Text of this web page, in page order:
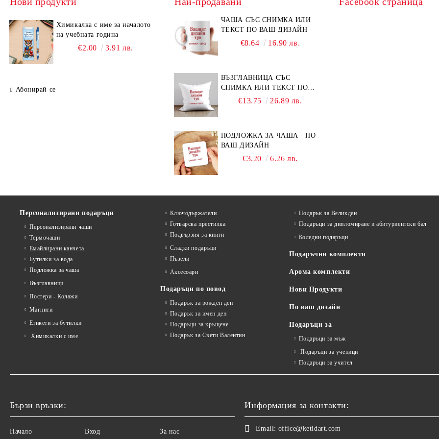
Химикалка с име за началото
на учебната година
€2.00 3.91 лв.
Абонирай се
ЧАША СЪС СНИМКА ИЛИ
ТЕКСТ ПО ВАШ ДИЗАЙН
€8.64 16.90 лв.
ВЪЗГЛАВНИЦА СЪС
СНИМКА ИЛИ ТЕКСТ ПО
ВАШ ДИЗАЙН
€13.75 26.89 лв.
ПОДЛОЖКА ЗА ЧАША - ПО
ВАШ ДИЗАЙН
€3.20 6.26 лв.
Персонализирани подаръци
Персонализирани чаши
Термочаши
Емайлирани канчета
Бутилки за вода
Подложка за чаша
Възглавници
Постери - Колажи
Магнити
Етикети за бутилки
Химикалки с име
Ключодържатели
Готварска престилка
Подвързия за книги
Сладки подаръци
Пъзели
Аксесоари
Подаръци по повод
Подарък за рожден ден
Подарък за имен ден
Подаръци за кръщене
Подарък за Свети Валентин
Подарък за Великден
Подаръци за дипломиране и абитуриентски бал
Коледни подаръци
Подаръчни комплекти
Арома комплекти
Нови Продукти
По ваш дизайн
Подаръци за
Подаръци за мъж
Подаръци за ученици
Подаръци за учител
Бързи връзки:
Начало Вход За нас
Информация за контакти:
Email: office@ketidart.com